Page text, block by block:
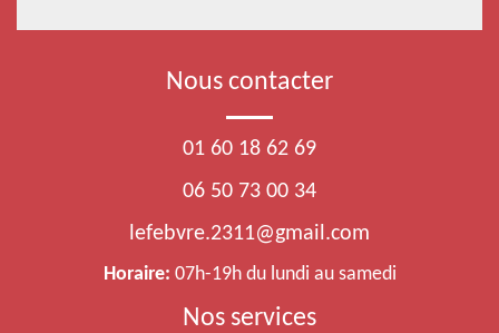
Nous contacter
01 60 18 62 69
06 50 73 00 34
lefebvre.2311@gmail.com
Horaire: 07h-19h du lundi au samedi
Nos services